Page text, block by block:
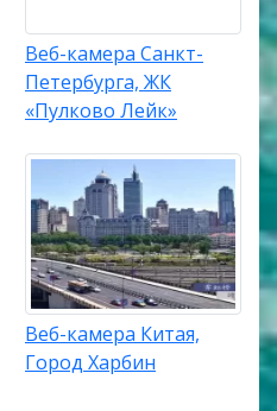
Веб-камера Санкт-
Петербурга, ЖК
«Пулково Лейк»
Веб-камера Китая,
Город Харбин